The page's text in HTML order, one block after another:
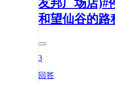
友邦广场店)#
和望仙谷的路
3
回答